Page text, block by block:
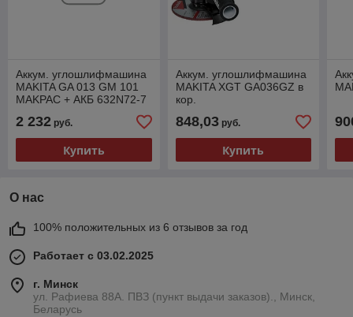
Аккум. углошлифмашина
MAKITA GA 013 GM 101
MAKPAC + АКБ 632N72-7
2 232 руб.
Купить
Аккум. углошлифмашина
MAKITA XGT GA036GZ в
кор.
848,03руб.
Купить
О нас
100% положительных из 6 отзывов за год
Работает с 03.02.2025
г. Минск
ул. Рафиева 88А. ПВЗ (пункт выдачи заказов)., Минск,
Беларусь